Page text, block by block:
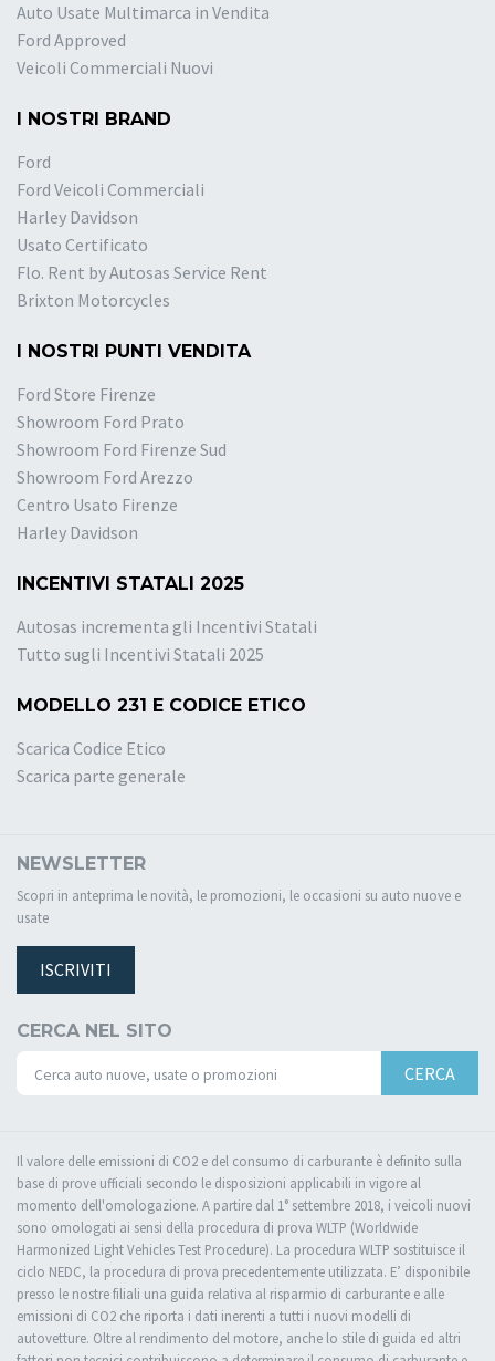
Auto Usate Multimarca in Vendita
Ford Approved
Veicoli Commerciali Nuovi
I NOSTRI BRAND
Ford
Ford Veicoli Commerciali
Harley Davidson
Usato Certificato
Flo. Rent by Autosas Service Rent
Brixton Motorcycles
I NOSTRI PUNTI VENDITA
Ford Store Firenze
Showroom Ford Prato
Showroom Ford Firenze Sud
Showroom Ford Arezzo
Centro Usato Firenze
Harley Davidson
INCENTIVI STATALI 2025
Autosas incrementa gli Incentivi Statali
Tutto sugli Incentivi Statali 2025
MODELLO 231 E CODICE ETICO
Scarica Codice Etico
Scarica parte generale
NEWSLETTER
Scopri in anteprima le novità, le promozioni, le occasioni su auto nuove e
usate
ISCRIVITI
CERCA NEL SITO
CERCA
Il valore delle emissioni di CO2 e del consumo di carburante è definito sulla
base di prove ufficiali secondo le disposizioni applicabili in vigore al
momento dell'omologazione. A partire dal 1° settembre 2018, i veicoli nuovi
sono omologati ai sensi della procedura di prova WLTP (Worldwide
Harmonized Light Vehicles Test Procedure). La procedura WLTP sostituisce il
ciclo NEDC, la procedura di prova precedentemente utilizzata. E’ disponibile
presso le nostre filiali una guida relativa al risparmio di carburante e alle
emissioni di CO2 che riporta i dati inerenti a tutti i nuovi modelli di
autovetture. Oltre al rendimento del motore, anche lo stile di guida ed altri